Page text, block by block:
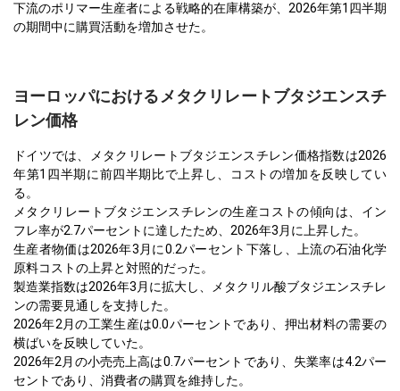
下流のポリマー生産者による戦略的在庫構築が、2026年第1四半期
の期間中に購買活動を増加させた。
ヨーロッパにおけるメタクリレートブタジエンスチ
レン価格
ドイツでは、メタクリレートブタジエンスチレン価格指数は2026
年第1四半期に前四半期比で上昇し、コストの増加を反映してい
る。
メタクリレートブタジエンスチレンの生産コストの傾向は、イン
フレ率が2.7パーセントに達したため、2026年3月に上昇した。
生産者物価は2026年3月に0.2パーセント下落し、上流の石油化学
原料コストの上昇と対照的だった。
製造業指数は2026年3月に拡大し、メタクリル酸ブタジエンスチレ
ンの需要見通しを支持した。
2026年2月の工業生産は0.0パーセントであり、押出材料の需要の
横ばいを反映していた。
2026年2月の小売売上高は0.7パーセントであり、失業率は4.2パー
セントであり、消費者の購買を維持した。